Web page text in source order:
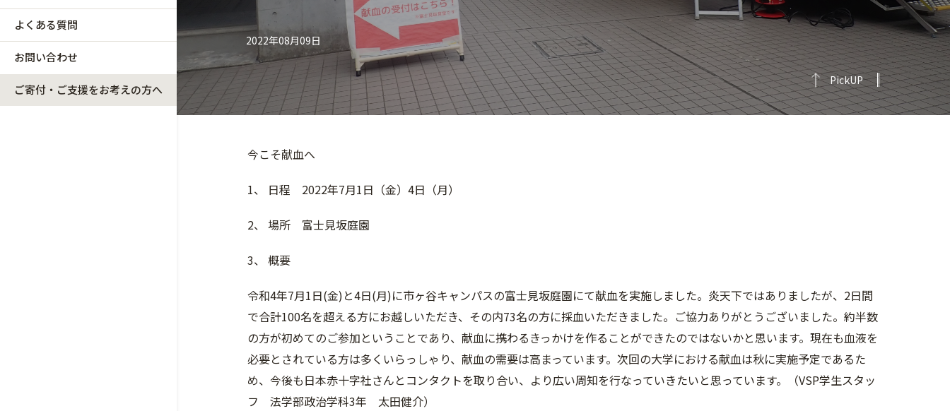
よくある質問
お問い合わせ
ご寄付・ご支援をお考えの方へ
2022年08月09日
PickUP
今こそ献血へ
1、 日程 2022年7月1日（金）4日（月）
2、 場所 富士見坂庭園
3、 概要
令和4年7月1日(金)と4日(月)に市ヶ谷キャンパスの富士見坂庭園にて献血を実施しました。炎天下ではありましたが、2日間
で合計100名を超える方にお越しいただき、その内73名の方に採血いただきました。ご協力ありがとうございました。約半数
の方が初めてのご参加ということであり、献血に携わるきっかけを作ることができたのではないかと思います。現在も血液を
必要とされている方は多くいらっしゃり、献血の需要は高まっています。次回の大学における献血は秋に実施予定であるた
め、今後も日本赤十字社さんとコンタクトを取り合い、より広い周知を行なっていきたいと思っています。（VSP学生スタッ
フ 法学部政治学科3年 太田健介）